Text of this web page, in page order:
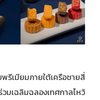
รีเมียมภายใต้เครือชายสี่
ฉลิมฉลองเทศกาลไหว้